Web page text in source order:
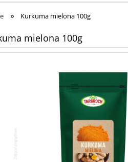
» Kurkuma mielona 100g
mielona 100g